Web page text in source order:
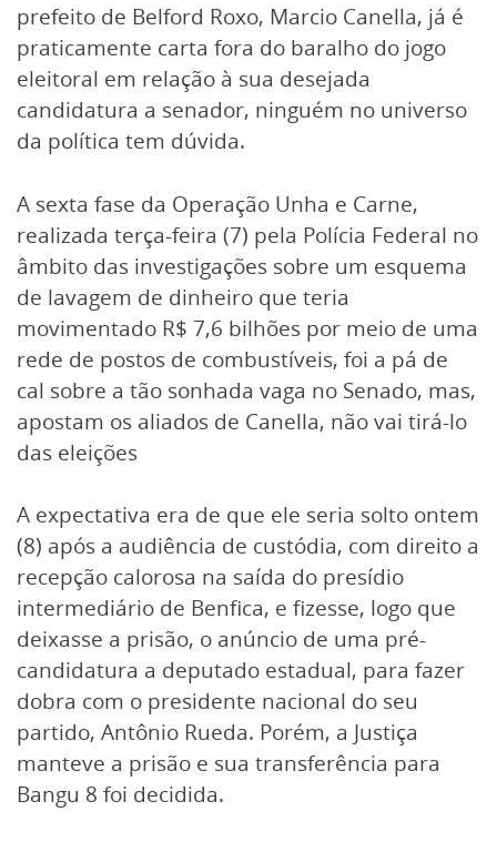
prefeito de Belford Roxo, Marcio Canella, já é
praticamente carta fora do baralho do jogo
eleitoral em relação à sua desejada
candidatura a senador, ninguém no universo
da política tem dúvida.
A sexta fase da Operação Unha e Carne,
realizada terça-feira (7) pela Polícia Federal no
âmbito das investigações sobre um esquema
de lavagem de dinheiro que teria
movimentado R$ 7,6 bilhões por meio de uma
rede de postos de combustíveis, foi a pá de
cal sobre a tão sonhada vaga no Senado, mas,
apostam os aliados de Canella, não vai tirá-lo
das eleições
A expectativa era de que ele seria solto ontem
(8) após a audiência de custódia, com direito a
recepção calorosa na saída do presídio
intermediário de Benfica, e fizesse, logo que
deixasse a prisão, o anúncio de uma pré-
candidatura a deputado estadual, para fazer
dobra com o presidente nacional do seu
partido, Antônio Rueda. Porém, a Justiça
manteve a prisão e sua transferência para
Bangu 8 foi decidida.